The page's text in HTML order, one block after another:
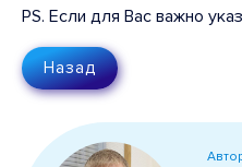
PS. Если для Вас важно
Назад